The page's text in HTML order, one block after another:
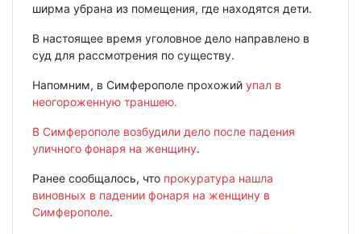
ширма убрана из помещения, где находятся дети.
В настоящее время уголовное дело направлено в
суд для рассмотрения по существу.
Напомним, в Симферополе прохожий упал в
неогороженную траншею.
В Симферополе возбудили дело после падения
уличного фонаря на женщину.
Ранее сообщалось, что прокуратура нашла
виновных в падении фонаря на женщину в
Симферополе.